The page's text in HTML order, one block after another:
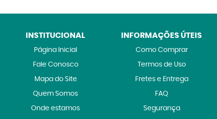
INSTITUCIONAL
Página Inicial
Fale Conosco
Mapa do Site
Quem Somos
Onde estamos
INFORMAÇÕES ÚTEIS
Como Comprar
Termos de Uso
Fretes e Entrega
FAQ
Segurança